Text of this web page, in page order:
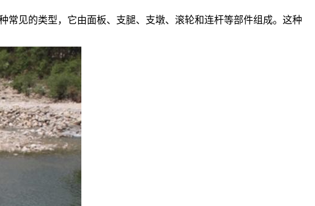
见的类型，它由面板、支腿、支墩、滚轮和连杆等部件组成。这种